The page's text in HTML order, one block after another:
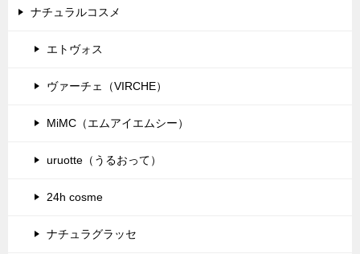
ナチュラルコスメ
エトヴォス
ヴァーチェ（VIRCHE）
MiMC（エムアイエムシー）
uruotte（うるおって）
24h cosme
ナチュラグラッセ